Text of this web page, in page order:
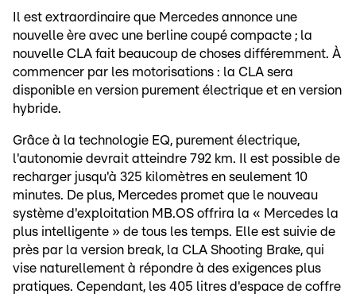
Il est extraordinaire que Mercedes annonce une
nouvelle ère avec une berline coupé compacte ; la
nouvelle CLA fait beaucoup de choses différemment. À
commencer par les motorisations : la CLA sera
disponible en version purement électrique et en version
hybride.
Grâce à la technologie EQ, purement électrique,
l'autonomie devrait atteindre 792 km. Il est possible de
recharger jusqu'à 325 kilomètres en seulement 10
minutes. De plus, Mercedes promet que le nouveau
système d'exploitation MB.OS offrira la « Mercedes la
plus intelligente » de tous les temps. Elle est suivie de
près par la version break, la CLA Shooting Brake, qui
vise naturellement à répondre à des exigences plus
pratiques. Cependant, les 405 litres d'espace de coffre